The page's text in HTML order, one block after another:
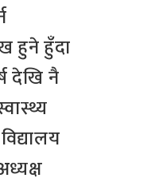
हुने हुँदा
देखि नै